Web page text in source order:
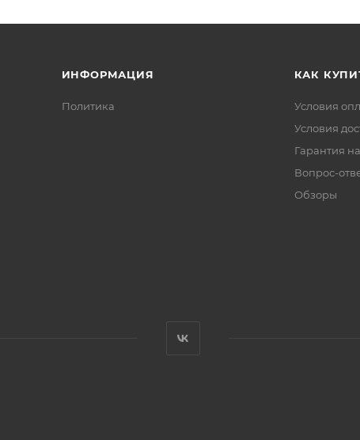
ИНФОРМАЦИЯ
Политика
КАК
Условия
Условия
Гарантия
Вопрос-
Обзоры